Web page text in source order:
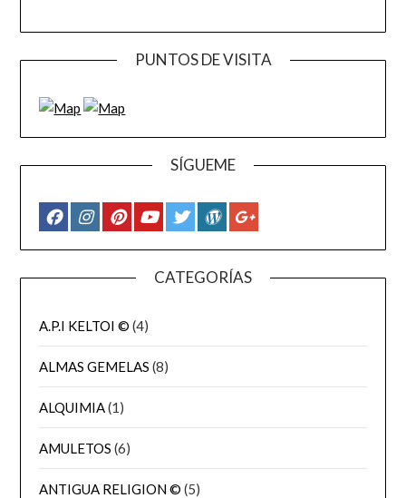
PUNTOS DE VISITA
SÍGUEME
CATEGORÍAS
A.P.I KELTOI © (4)
ALMAS GEMELAS (8)
ALQUIMIA(1)
AMULETOS (6)
ANTIGUA RELIGION © (5)